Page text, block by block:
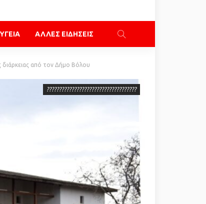
ΥΓΕΙΑ ΑΛΛΕΣ ΕΙΔΗΣΕΙΣ
από τον Δήμο Βόλου
????????????????????????????????????